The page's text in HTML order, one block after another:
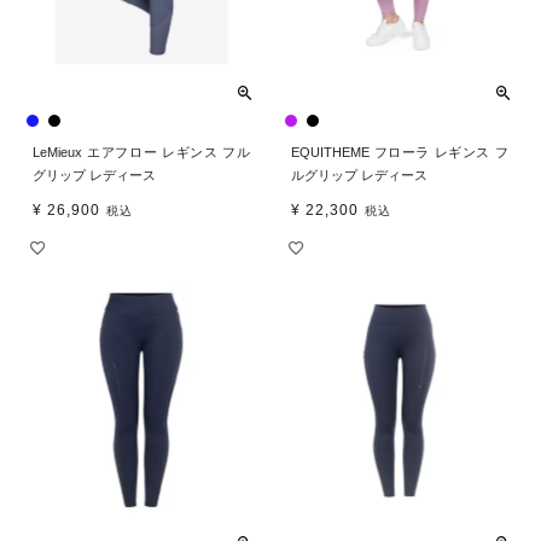
LeMieux エアフロー レギンス フル
グリップ レディース
¥ 26,900 税込
EQUITHEME フローラ レギンス フ
ルグリップ レディース
¥ 22,300 税込